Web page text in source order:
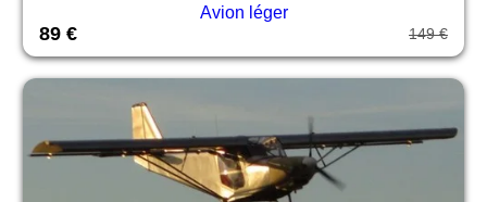
Avion léger
89 € 149 €